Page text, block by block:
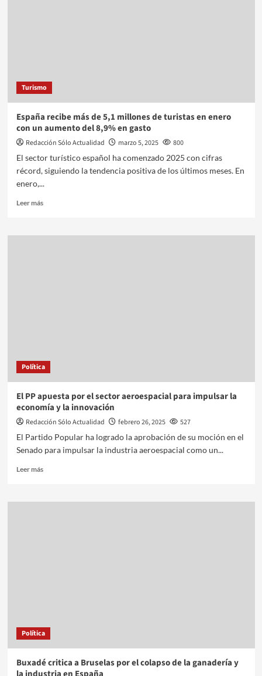
Turismo
España recibe más de 5,1 millones de turistas en enero
con un aumento del 8,9% en gasto
Redacción Sólo Actualidad marzo 5, 2025
800
El sector turístico español ha comenzado 2025 con cifras
récord, siguiendo la tendencia positiva de los últimos meses. En
enero,...
Leer más
Política
El PP apuesta por el sector aeroespacial para impulsar la
economía y la innovación
Redacción Sólo Actualidad febrero 26, 2025
527
El Partido Popular ha logrado la aprobación de su moción en el
Senado para impulsar la industria aeroespacial como un...
Leer más
Política
Buxadé critica a Bruselas por el colapso de la ganadería y